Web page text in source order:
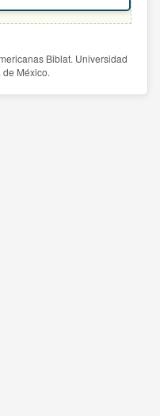
Biblat. Universidad
México.